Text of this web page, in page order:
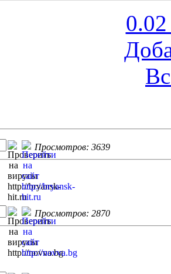
Просмотров: 3639
Просмотров: 2870